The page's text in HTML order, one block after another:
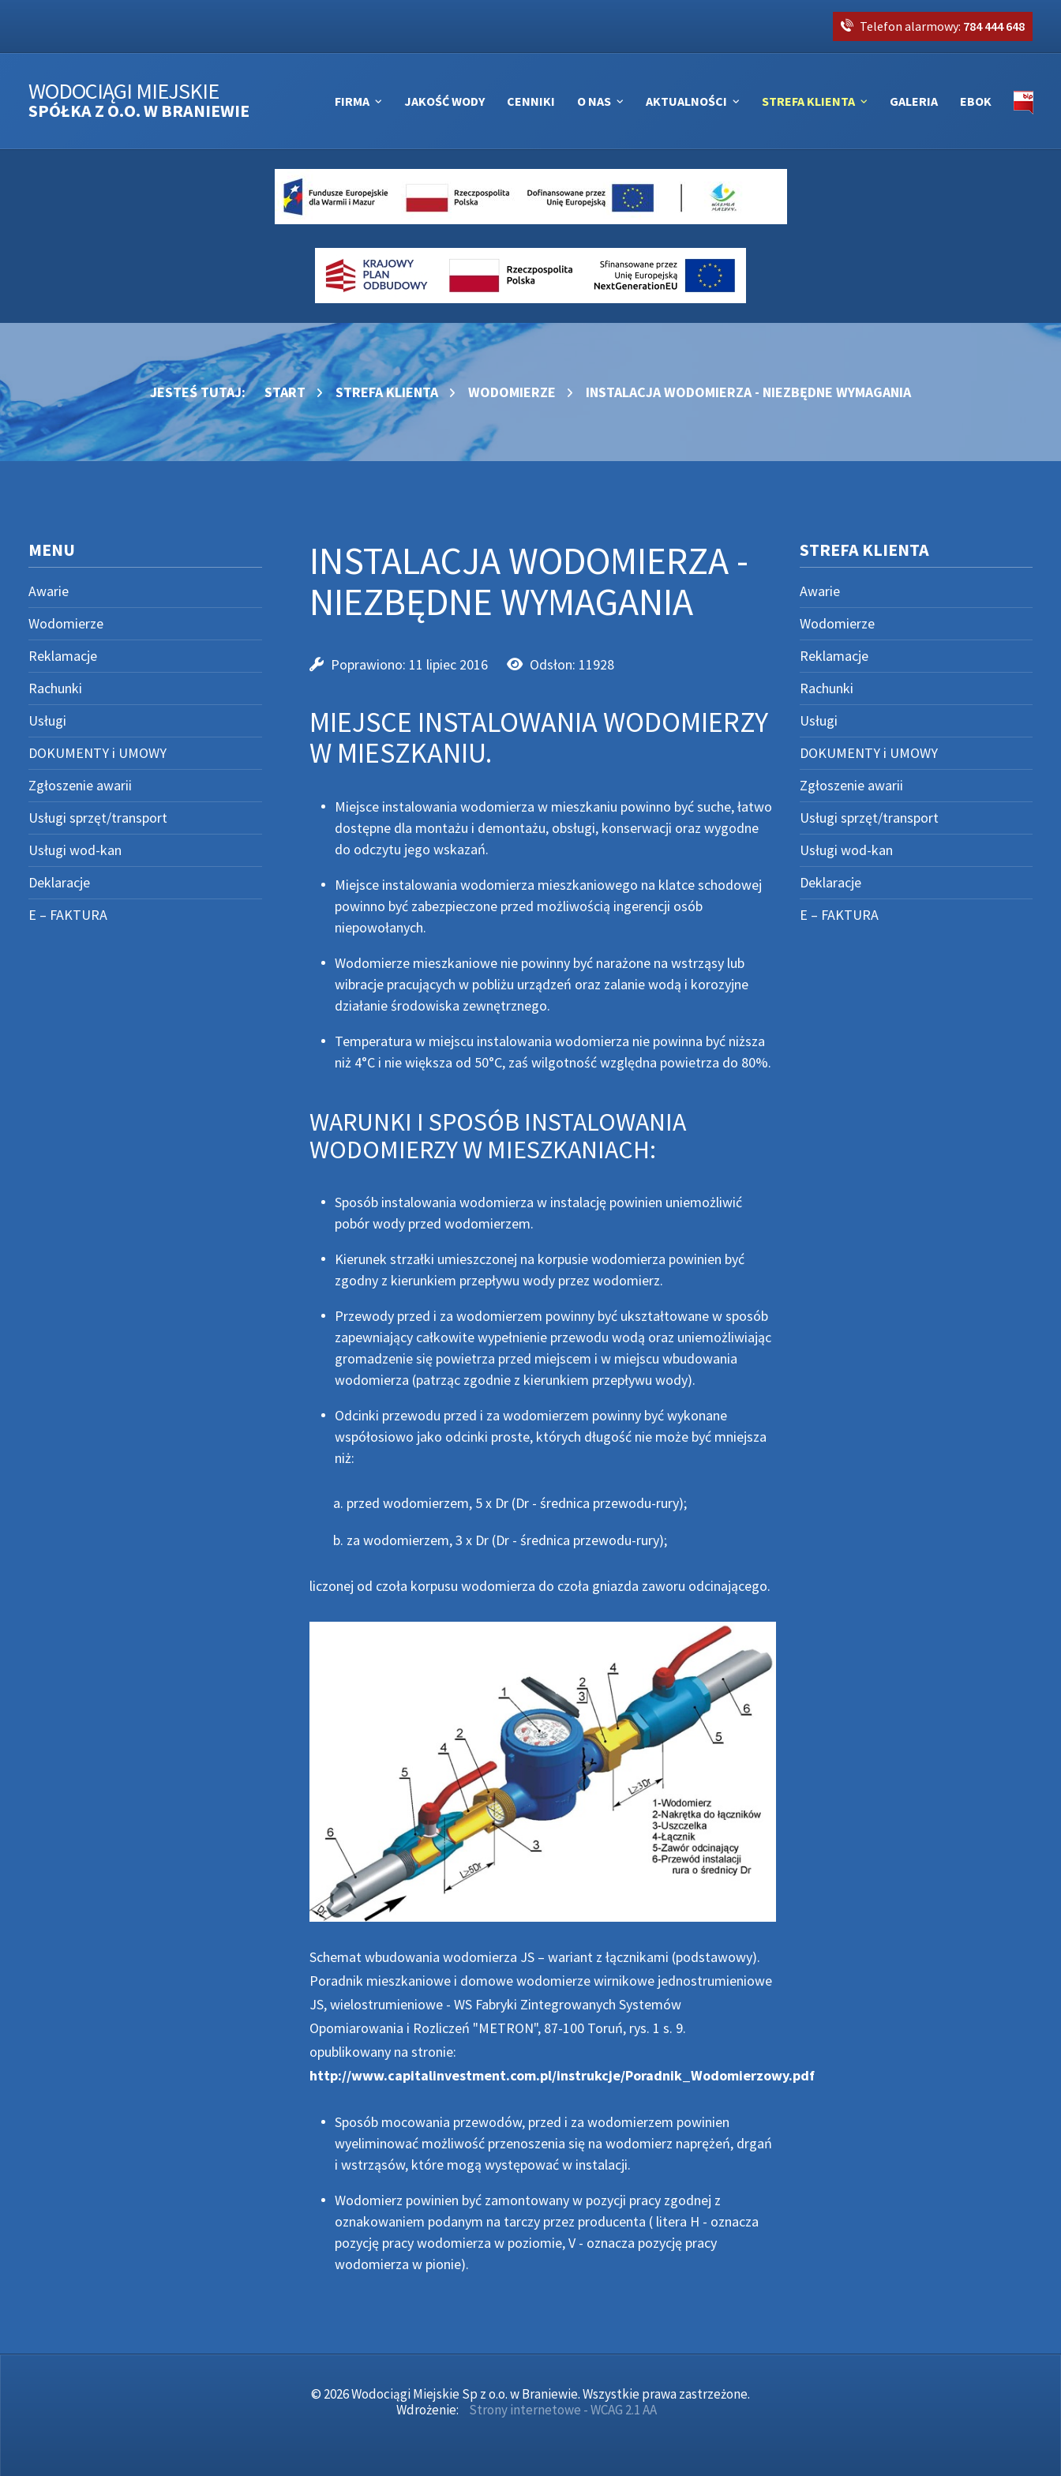
Telefon alarmowy: 784 444 648
WODOCIĄGI MIEJSKIE
SPÓŁKA Z O.O. W BRANIEWIE FIRMA JAKOŚĆ WODY CENNIKI O NAS AKTUALNOŚCI STREFA KLIENTA GALERIA EBOK
JESTEŚ TUTAJ: START STREFA KLIENTA WODOMIERZE INSTALACJA WODOMIERZA - NIEZBĘDNE WYMAGANIA
MENU
Awarie
Wodomierze
Reklamacje
Rachunki
Usługi
DOKUMENTY i UMOWY
Zgłoszenie awarii
Usługi sprzęt/transport
Usługi wod-kan
Deklaracje
E – FAKTURA
INSTALACJA WODOMIERZA -
NIEZBĘDNE WYMAGANIA
Poprawiono: 11 lipiec 2016 Odsłon: 11928
MIEJSCE INSTALOWANIA WODOMIERZY
W MIESZKANIU.
Miejsce instalowania wodomierza w mieszkaniu powinno być suche, łatwo
dostępne dla montażu i demontażu, obsługi, konserwacji oraz wygodne
do odczytu jego wskazań.
Miejsce instalowania wodomierza mieszkaniowego na klatce schodowej
powinno być zabezpieczone przed możliwością ingerencji osób
niepowołanych.
Wodomierze mieszkaniowe nie powinny być narażone na wstrząsy lub
wibracje pracujących w pobliżu urządzeń oraz zalanie wodą i korozyjne
działanie środowiska zewnętrznego.
Temperatura w miejscu instalowania wodomierza nie powinna być niższa
niż 4°C i nie większa od 50°C, zaś wilgotność względna powietrza do 80%.
WARUNKI I SPOSÓB INSTALOWANIA
WODOMIERZY W MIESZKANIACH:
Sposób instalowania wodomierza w instalację powinien uniemożliwić
pobór wody przed wodomierzem.
Kierunek strzałki umieszczonej na korpusie wodomierza powinien być
zgodny z kierunkiem przepływu wody przez wodomierz.
Przewody przed i za wodomierzem powinny być ukształtowane w sposób
zapewniający całkowite wypełnienie przewodu wodą oraz uniemożliwiając
gromadzenie się powietrza przed miejscem i w miejscu wbudowania
wodomierza (patrząc zgodnie z kierunkiem przepływu wody).
Odcinki przewodu przed i za wodomierzem powinny być wykonane
współosiowo jako odcinki proste, których długość nie może być mniejsza
niż:
przed wodomierzem, 5 x Dr (Dr - średnica przewodu-rury);
za wodomierzem, 3 x Dr (Dr - średnica przewodu-rury);
liczonej od czoła korpusu wodomierza do czoła gniazda zaworu odcinającego.
Schemat wbudowania wodomierza JS – wariant z łącznikami (podstawowy).
Poradnik mieszkaniowe i domowe wodomierze wirnikowe jednostrumieniowe
JS, wielostrumieniowe - WS Fabryki Zintegrowanych Systemów
Opomiarowania i Rozliczeń "METRON", 87-100 Toruń, rys. 1 s. 9.
opublikowany na stronie:
http://www.capitalinvestment.com.pl/instrukcje/Poradnik_Wodomierzowy.pdf
Sposób mocowania przewodów, przed i za wodomierzem powinien
wyeliminować możliwość przenoszenia się na wodomierz naprężeń, drgań
i wstrząsów, które mogą występować w instalacji.
Wodomierz powinien być zamontowany w pozycji pracy zgodnej z
oznakowaniem podanym na tarczy przez producenta ( litera H - oznacza
pozycję pracy wodomierza w poziomie, V - oznacza pozycję pracy
wodomierza w pionie).
STREFA KLIENTA
Awarie
Wodomierze
Reklamacje
Rachunki
Usługi
DOKUMENTY i UMOWY
Zgłoszenie awarii
Usługi sprzęt/transport
Usługi wod-kan
Deklaracje
E – FAKTURA
© 2026 Wodociągi Miejskie Sp z o.o. w Braniewie. Wszystkie prawa zastrzeżone.
Wdrożenie:
Strony internetowe - WCAG 2.1 AA